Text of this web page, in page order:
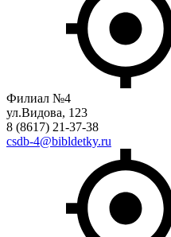
Филиал №4
ул.Видова, 123
8 (8617) 21-37-38
csdb-4@bibldetky.ru